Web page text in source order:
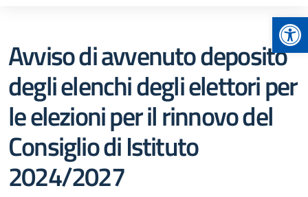
Avviso di avvenuto deposito
degli elenchi degli elettori per
le elezioni per il rinnovo del
Consiglio di Istituto
2024/2027